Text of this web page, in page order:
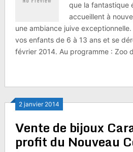
que la fantastique
accueillent à
une ambiance juive
vos enfants de 6 à 13 ans et se
février 2014. Au programme : Zoo
2 janvier 2014
Vente de bijoux
profit du Nouveau